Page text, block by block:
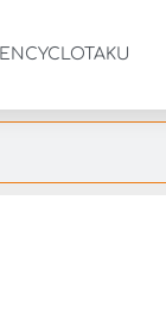
ENCYCLOTAKU